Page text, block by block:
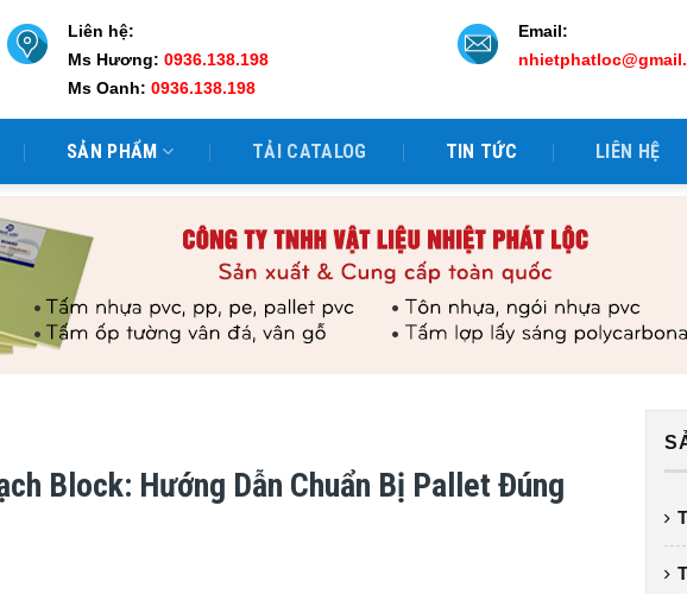
Liên hệ:
Ms Hương: 0936.138.198
Ms Oanh: 0936.138.198
Email:
SẢN PHẨM TẢI CATALOG TIN TỨC LIÊN HỆ
Block: Hướng Dẫn Chuẩn Bị Pallet Đúng